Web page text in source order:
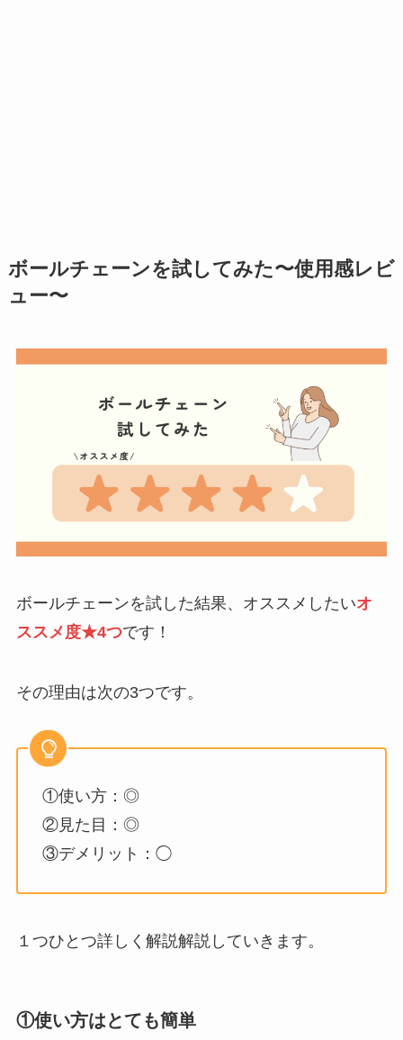
ボールチェーンを試してみた〜使用感レビ
ュー〜
ボールチェーンを試した結果、オススメしたいオ
ススメ度★4つです！
その理由は次の3つです。
①使い方：◎
②見た目：◎
③デメリット：◯
１つひとつ詳しく解説解説していきます。
①使い方はとても簡単